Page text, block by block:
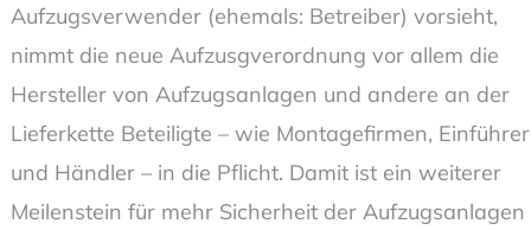
Aufzugsverwender (ehemals: Betreiber) vorsieht,
nimmt die neue Aufzusgverordnung vor allem die
Hersteller von Aufzugsanlagen und andere an der
Lieferkette Beteiligte – wie Montagefirmen, Einführer
und Händler – in die Pflicht. Damit ist ein weiterer
Meilenstein für mehr Sicherheit der Aufzugsanlagen